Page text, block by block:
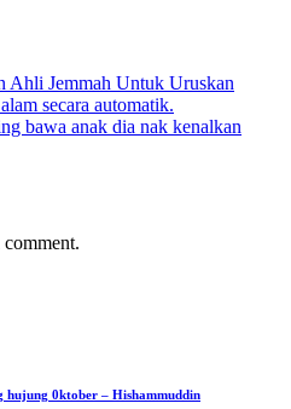
Ahli Jemmah Untuk Uruskan
secara automatik.
bawa anak dia nak kenalkan
comment.
hujung 0ktober – Hishammuddin